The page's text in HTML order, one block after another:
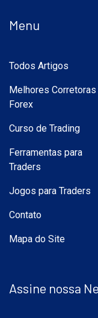
Menu
Todos Artigos
Melhores
Forex
Curso de Trading
Ferramentas para
Traders
Jogos para Traders
Contato
Mapa do Site
Assine nossa